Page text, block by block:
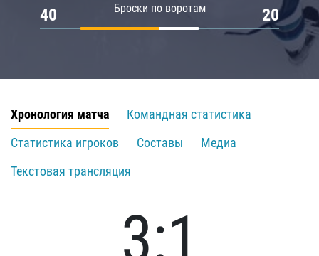
Броски по воротам
40 20
Хронология матча
Командная статистика
Статистика игроков
Составы
Медиа
Текстовая трансляция
3:1